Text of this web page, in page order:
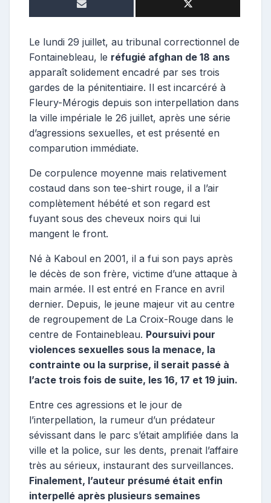
Le lundi 29 juillet, au tribunal correctionnel de
Fontainebleau, le réfugié afghan de 18 ans
apparaît solidement encadré par ses trois
gardes de la pénitentiaire. Il est incarcéré à
Fleury-Mérogis depuis son interpellation dans
la ville impériale le 26 juillet, après une série
d’agressions sexuelles, et est présenté en
comparution immédiate.
De corpulence moyenne mais relativement
costaud dans son tee-shirt rouge, il a l’air
complètement hébété et son regard est
fuyant sous des cheveux noirs qui lui
mangent le front.
Né à Kaboul en 2001, il a fui son pays après
le décès de son frère, victime d’une attaque à
main armée. Il est entré en France en avril
dernier. Depuis, le jeune majeur vit au centre
de regroupement de La Croix-Rouge dans le
centre de Fontainebleau. Poursuivi pour
violences sexuelles sous la menace, la
contrainte ou la surprise, il serait passé à
l’acte trois fois de suite, les 16, 17 et 19 juin.
Entre ces agressions et le jour de
l’interpellation, la rumeur d’un prédateur
sévissant dans le parc s’était amplifiée dans la
ville et la police, sur les dents, prenait l’affaire
très au sérieux, instaurant des surveillances.
Finalement, l’auteur présumé était enfin
interpellé après plusieurs semaines